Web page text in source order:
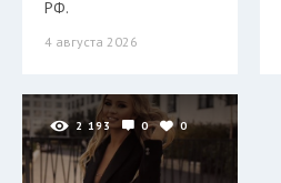
РФ.
4 августа 2026
2 193 0 0